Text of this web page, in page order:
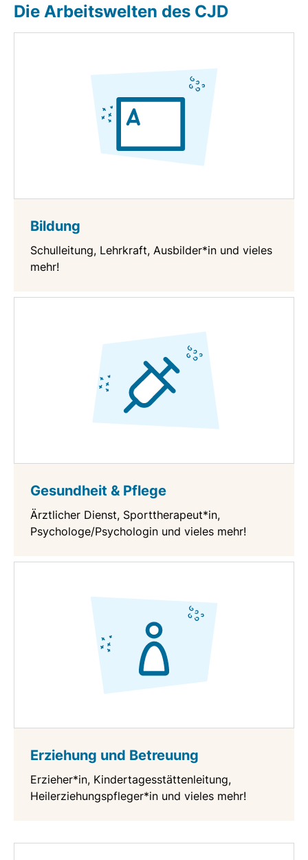
Die Arbeitswelten des CJD
Bildung
Schulleitung, Lehrkraft, Ausbilder*in und vieles
mehr!
Gesundheit & Pflege
Ärztlicher Dienst, Sporttherapeut*in,
Psychologe/Psychologin und vieles mehr!
Erziehung und Betreuung
Erzieher*in, Kindertagesstättenleitung,
Heilerziehungspfleger*in und vieles mehr!